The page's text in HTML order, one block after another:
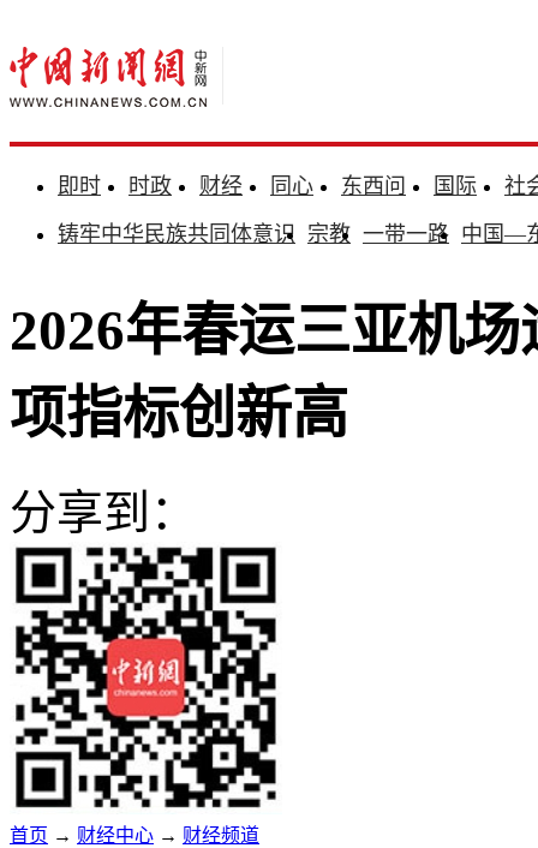
即时 时政 财经 同心 东西问 国际
社
铸牢中华民族共同体意识 宗教 一带一路 中国—
2026年春运三亚机
项指标创新高
分享到：
首页 → 财经中心 → 财经频道